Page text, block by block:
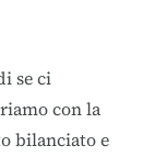
se ci
con la
bilanciato e